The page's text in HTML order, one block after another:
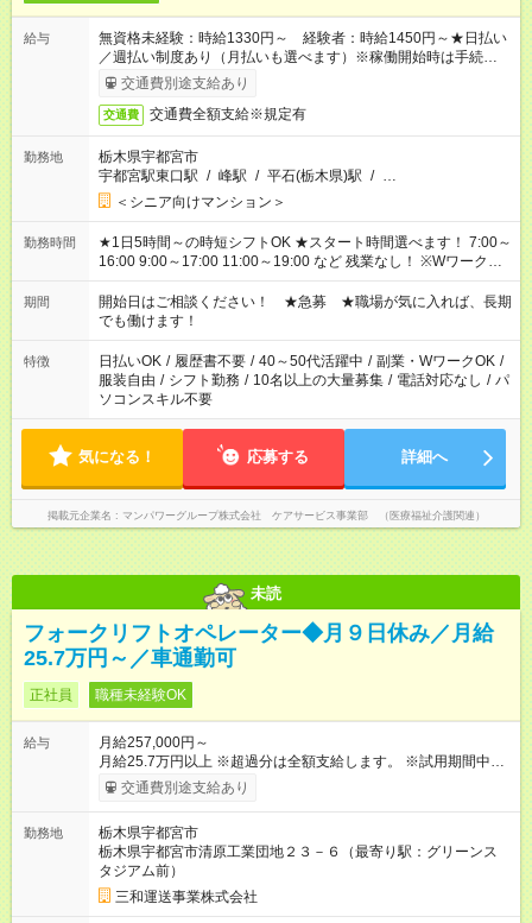
給与
無資格未経験：時給1330円～ 経験者：時給1450円～★日払い
／週払い制度あり（月払いも選べます）※稼働開始時は手続き完
了次第のお支払いとなります。
交通費別途支給あり
交通費 交通費全額支給※規定有
勤務地
栃木県宇都宮市
宇都宮駅東口駅 / 峰駅 / 平石(栃木県)駅 / …
＜シニア向けマンション＞
勤務時間
★1日5時間～の時短シフトOK ★スタート時間選べます！ 7:00～
16:00 9:00～17:00 11:00～19:00 など 残業なし！ ※Wワークの
場合、他のお仕事と合わせ週40時間超の就業はご案内できませ
ん ※法令に基づき、週20時間以上勤務は社会保険への加入対象
となります ※労働者派遣法（日雇い派遣の原則禁止）により、
短時間・短期間の就業はご案内が難しい場合があります
期間
開始日はご相談ください！ ★急募 ★職場が気に入れば、長期
でも働けます！
特徴 日払いOK / 履歴書不要 / 40～50代活躍中 / 副業・WワークOK /
服装自由 / シフト勤務 / 10名以上の大量募集 / 電話対応なし / パ
ソコンスキル不要
気になる！ 応募する 詳細へ
掲載元企業名 マンパワーグループ株式会社 ケアサービス事業部 （医療福祉介護関連）
未読
フォークリフトオペレーター◆月９日休み／月給
25.7万円～／車通勤可
正社員 職種未経験OK
給与
月給257,000円～
月給25.7万円以上 ※超過分は全額支給します。 ※試用期間中の
給与は、時給1250円＋交通費（規程あり）となります。 【試用
期間】試用期間あり 試用期間の長さ：3ヶ月 ※ 雇用形態と給与
同じです。 給与：時給 1,250円以上 安全評価手当含む時給制 仕
事の習熟度により試用期間短縮もあります。 通勤手当支給（規
程あり）
交通費別途支給あり
勤務地
栃木県宇都宮市
栃木県宇都宮市清原工業団地２３－６（最寄り駅：グリーンス
タジアム前）
三和運送事業株式会社